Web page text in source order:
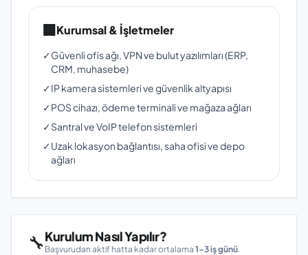
🏢Kurumsal & İşletmeler
✓Güvenli ofis ağı, VPN ve bulut yazılımları (ERP,
CRM, muhasebe)
✓IP kamera sistemleri ve güvenlik altyapısı
✓POS cihazı, ödeme terminali ve mağaza ağları
✓Santral ve VoIP telefon sistemleri
✓Uzak lokasyon bağlantısı, saha ofisi ve depo
ağları
🔧Kurulum Nasıl Yapılır?
Başvurudan aktif hatta kadar ortalama 1–3 iş günü.